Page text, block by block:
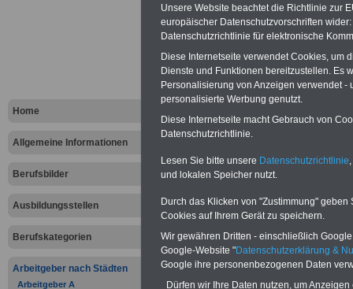
Home
Allgemeine Informationen
Berufsbilder
Ausbildungsstellen
Berufskategorien
Arbeitgeber nach Städten
Arbeitgeber A
Vorteile für den öffentlichen
Vergleichen und sparen
Bausparen schon ab 16 Jahren
Berufsunfähigkeitsabsicherung
Online-Vergleich Gesetzliche
Krankenkassen
Krankenversicherung
.
Unsere Website beachtet die Richtlinie zur
europäischer Datenschutzvorschriften
Datenschutzrichtlinie für elektronische
Diese Internetseite verwendet Cookies, um
Dienste und Funktionen bereitzustellen. Es
Personalisierung von Anzeigen verwendet
personalisierte Werbung genutzt.
Diese Internetseite macht Gebrauch von
Datenschutzrichtlinie.
Lesen Sie bitte unsere Datenschutzrichtlinie
und lokalen Speicher nutzt.
Durch das Klicken von "Zustimmung"
Cookies auf Ihrem Gerät zu speichern.
Wir gewähren Dritten - einschließlich
Google-Website "Datenschutzerklärung &
Google ihre personenbezogenen Daten
Dürfen wir Ihre Daten nutzen, um